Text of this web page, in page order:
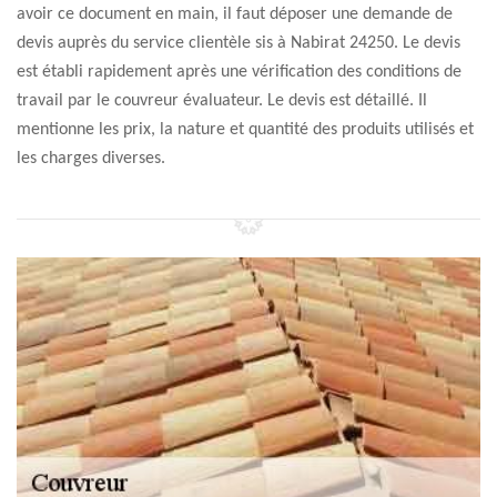
avoir ce document en main, il faut déposer une demande de
devis auprès du service clientèle sis à Nabirat 24250. Le devis
est établi rapidement après une vérification des conditions de
travail par le couvreur évaluateur. Le devis est détaillé. Il
mentionne les prix, la nature et quantité des produits utilisés et
les charges diverses.